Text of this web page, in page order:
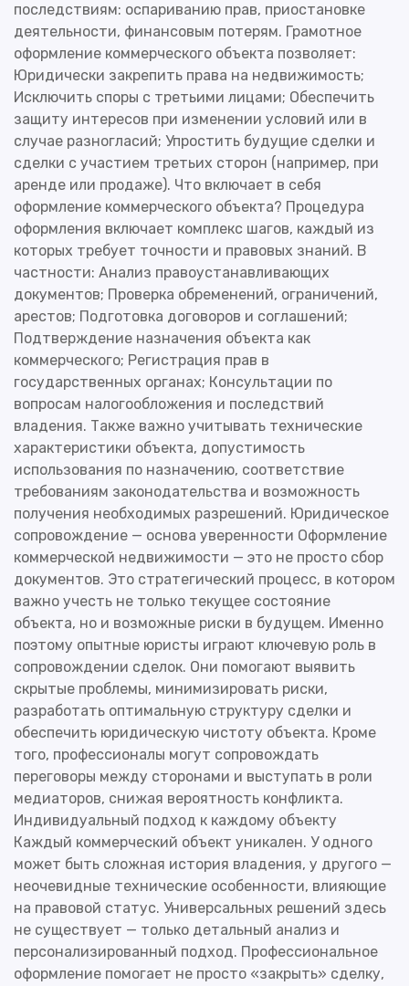
последствиям: оспариванию прав, приостановке
деятельности, финансовым потерям. Грамотное
оформление коммерческого объекта позволяет:
Юридически закрепить права на недвижимость;
Исключить споры с третьими лицами; Обеспечить
защиту интересов при изменении условий или в
случае разногласий; Упростить будущие сделки и
сделки с участием третьих сторон (например, при
аренде или продаже). Что включает в себя
оформление коммерческого объекта? Процедура
оформления включает комплекс шагов, каждый из
которых требует точности и правовых знаний. В
частности: Анализ правоустанавливающих
документов; Проверка обременений, ограничений,
арестов; Подготовка договоров и соглашений;
Подтверждение назначения объекта как
коммерческого; Регистрация прав в
государственных органах; Консультации по
вопросам налогообложения и последствий
владения. Также важно учитывать технические
характеристики объекта, допустимость
использования по назначению, соответствие
требованиям законодательства и возможность
получения необходимых разрешений. Юридическое
сопровождение — основа уверенности Оформление
коммерческой недвижимости — это не просто сбор
документов. Это стратегический процесс, в котором
важно учесть не только текущее состояние
объекта, но и возможные риски в будущем. Именно
поэтому опытные юристы играют ключевую роль в
сопровождении сделок. Они помогают выявить
скрытые проблемы, минимизировать риски,
разработать оптимальную структуру сделки и
обеспечить юридическую чистоту объекта. Кроме
того, профессионалы могут сопровождать
переговоры между сторонами и выступать в роли
медиаторов, снижая вероятность конфликта.
Индивидуальный подход к каждому объекту
Каждый коммерческий объект уникален. У одного
может быть сложная история владения, у другого —
неочевидные технические особенности, влияющие
на правовой статус. Универсальных решений здесь
не существует — только детальный анализ и
персонализированный подход. Профессиональное
оформление помогает не просто «закрыть» сделку,